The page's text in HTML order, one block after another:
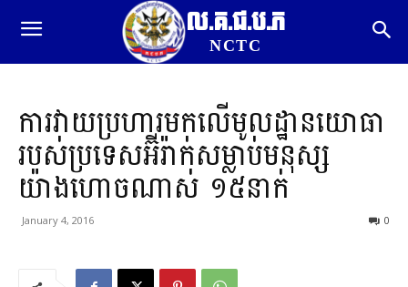
ល.គ.ជ.ប.ភ
NCTC
ការវាយប្រហារមកលើមូលដ្ឋានយោធា
របស់ប្រទេសអ៊ីរ៉ាក់សម្លាប់មនុស្ស
យ៉ាងហោចណាស់ ១៥នាក់
January 4, 2016 0